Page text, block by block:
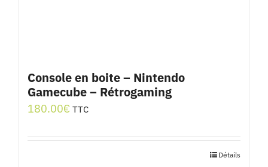
Console en boite – Nintendo
Gamecube – Rétrogaming
180.00€ TTC
Détails